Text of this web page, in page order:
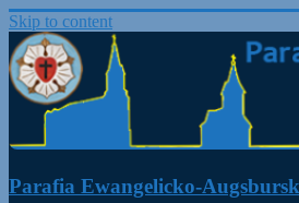
Skip to content
Parafia Ewangelicko-